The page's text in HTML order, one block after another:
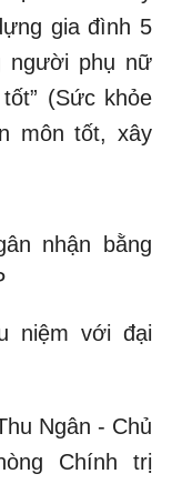
gia đình 5
người phụ nữ
(Sức khỏe
môn tốt, xây
nhận bằng
niệm với đại
Ngân - Chủ
Chính trị